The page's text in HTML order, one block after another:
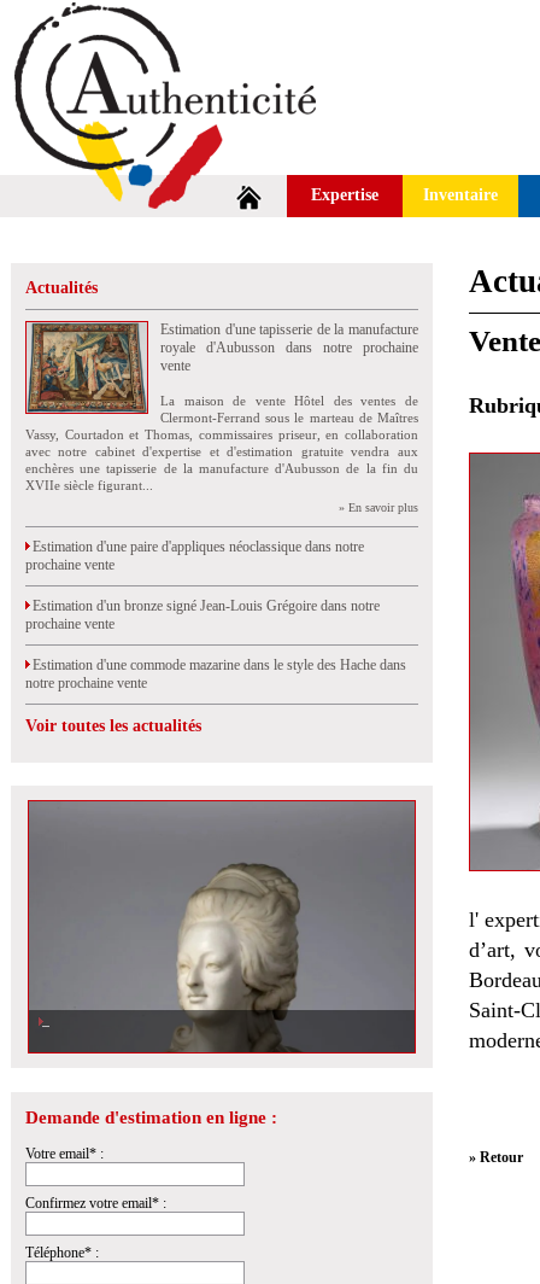
Expertise Inventaire
Actualités
Estimation d'une tapisserie de la manufacture
royale d'Aubusson dans notre prochaine
vente
La maison de vente Hôtel des ventes de
Clermont-Ferrand sous le marteau de Maîtres
Vassy, Courtadon et Thomas, commissaires priseur, en collaboration
avec notre cabinet d'expertise et d'estimation gratuite vendra aux
enchères une tapisserie de la manufacture d'Aubusson de la fin du
XVIIe siècle figurant...
» En savoir plus
Estimation d'une paire d'appliques néoclassique dans notre
prochaine vente
Estimation d'un bronze signé Jean-Louis Grégoire dans notre
prochaine vente
Estimation d'une commode mazarine dans le style des Hache dans
notre prochaine vente
Voir toutes les actualités
Demande d'estimation en ligne :
Votre email* :
Confirmez votre email* :
Téléphone* :
l'
d’art,
Saint-
» Retour